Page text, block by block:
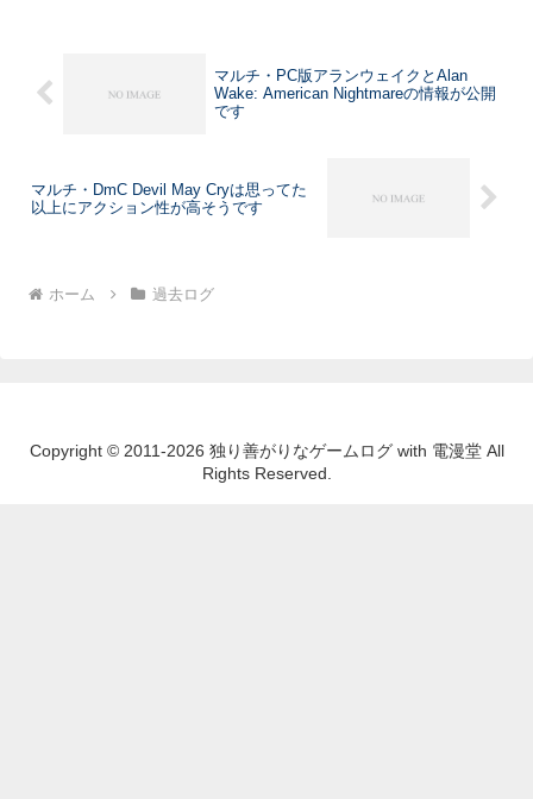
マルチ・PC版アランウェイクとAlan
Wake: American Nightmareの情報が公開
です
マルチ・DmC Devil May Cryは思ってた
以上にアクション性が高そうです
ホーム 過去ログ
Copyright © 2011-2026 独り善がりなゲームログ with 電漫堂 All
Rights Reserved.